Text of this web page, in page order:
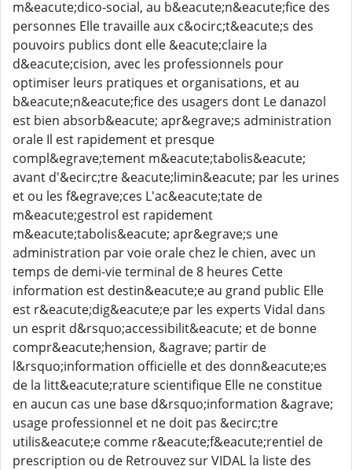
m&eacute;dico-social, au b&eacute;n&eacute;fice des
personnes Elle travaille aux c&ocirc;t&eacute;s des
pouvoirs publics dont elle &eacute;claire la
d&eacute;cision, avec les professionnels pour
optimiser leurs pratiques et organisations, et au
b&eacute;n&eacute;fice des usagers dont Le danazol
est bien absorb&eacute; apr&egrave;s administration
orale Il est rapidement et presque
compl&egrave;tement m&eacute;tabolis&eacute;
avant d'&ecirc;tre &eacute;limin&eacute; par les urines
et ou les f&egrave;ces L'ac&eacute;tate de
m&eacute;gestrol est rapidement
m&eacute;tabolis&eacute; apr&egrave;s une
administration par voie orale chez le chien, avec un
temps de demi-vie terminal de 8 heures Cette
information est destin&eacute;e au grand public Elle
est r&eacute;dig&eacute;e par les experts Vidal dans
un esprit d&rsquo;accessibilit&eacute; et de bonne
compr&eacute;hension, &agrave; partir de
l&rsquo;information officielle et des donn&eacute;es
de la litt&eacute;rature scientifique Elle ne constitue
en aucun cas une base d&rsquo;information &agrave;
usage professionnel et ne doit pas &ecirc;tre
utilis&eacute;e comme r&eacute;f&eacute;rentiel de
prescription ou de Retrouvez sur VIDAL la liste des